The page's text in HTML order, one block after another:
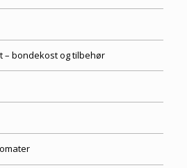
– bondekost og tilbehør